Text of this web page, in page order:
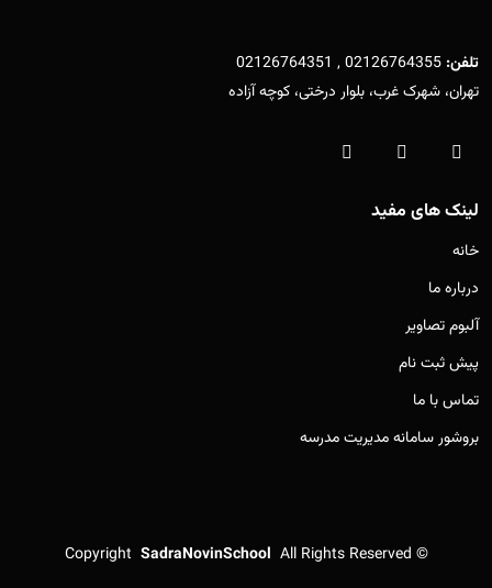
تلفن: 02126764355 , 02126764351
تهران، شهرک غرب، بلوار درختی، کوچه آزاده
لینک های مفید
خانه
درباره ما
آلبوم تصاویر
پیش ثبت نام
تماس با ما
بروشور سامانه مدیریت مدرسه
©
Copyright SadraNovinSchool All Rights Reserved